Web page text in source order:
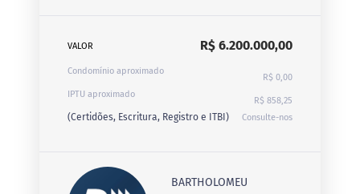
VALOR R$ 6.200.000,00
Condomínio aproximado
R$ 0,00
IPTU aproximado
R$ 858,25
(Certidões, Escritura, Registro e ITBI) Consulte-nos
BARTHOLOMEU